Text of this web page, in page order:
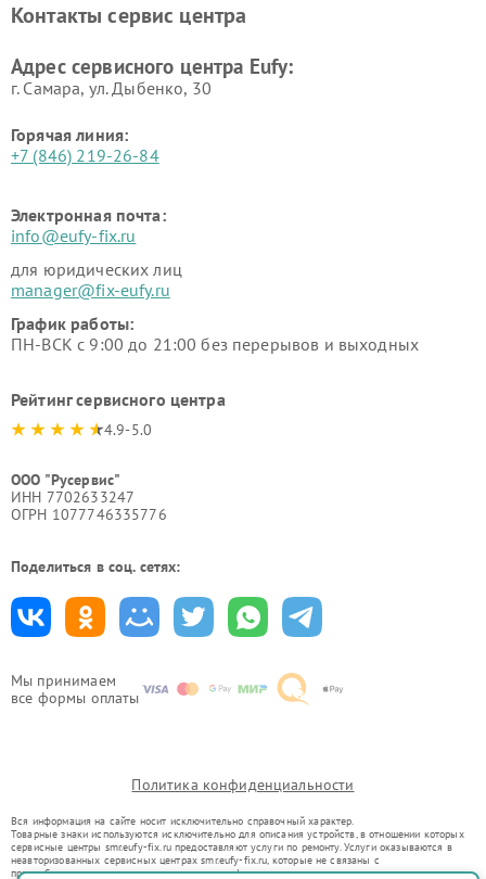
Мы принимаем
все формы оплаты
Контакты сервис центра
Адрес сервисного центра Eufy:
г. Самара, ул. Дыбенко, 30
Горячая линия:
+7 (846) 219-26-84
Электронная почта:
info@eufy-fix.ru
для юридических лиц
manager@fix-eufy.ru
График работы:
ПН-ВСК с 9:00 до 21:00 без перерывов и выходных
Рейтинг сервисного центра
4.9-5.0
ООО "Русервис"
ИНН 7702633247
ОГРН 1077746335776
Поделиться в соц. сетях:
Политика конфиденциальности
Вся информация на сайте носит исключительно справочный характер.
Товарные знаки используются исключительно для описания устройств, в отношении которых
сервисные центры smr.eufy-fix.ru предоставляют услуги по ремонту. Услуги оказываются в
неавторизованных сервисных центрах smr.eufy-fix.ru, которые не связаны с
правообладателями товарных знаков или их официальными представителями.